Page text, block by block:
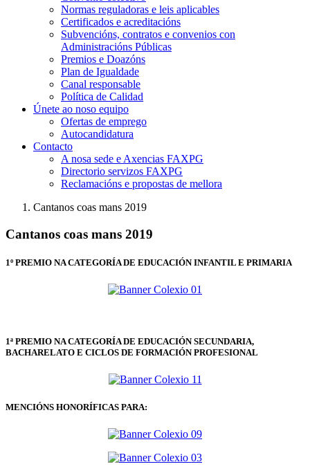
Normas reguladoras e leis aplicables
Certificados e acreditacións
Subvencións, contratos e convenios con
Administracións Públicas
Premios e Doazóns
Plan de Igualdade
Canal responsable
Política de Calidad
Únete ao noso equipo
Ofertas de emprego
Autocandidatura
Contacto
A nosa sede e Axencias FAXPG
Directorio servizos FAXPG
Reclamacións e propostas de mellora
Cantanos coas mans 2019
Cantanos coas mans 2019
1º PREMIO NA CATEGORÍA DE EDUCACIÓN INFANTIL E PRIMARIA
1ª PREMIO NA CATEGORÍA DE EDUCACIÓN SECUNDARIA,
BACHARELATO E CICLOS DE FORMACIÓN PROFESIONAL
MENCIÓNS HONORÍFICAS PARA: